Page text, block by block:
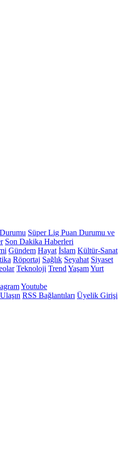
Süper Lig Puan Durumu ve
Son Dakika Haberleri
Gündem Hayat İslam Kültür-Sanat
Röportaj Sağlık Seyahat Siyaset
Teknoloji Trend YaşamYurt
Youtube
RSS Bağlantıları Üyelik Girişi